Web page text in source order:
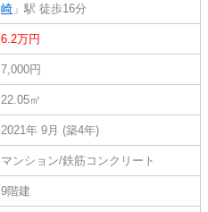
崎 」駅 徒歩16分
6.2万円
7,000円
22.05㎡
2021年 9月 (築4年)
マンション/鉄筋コンクリート
9階建